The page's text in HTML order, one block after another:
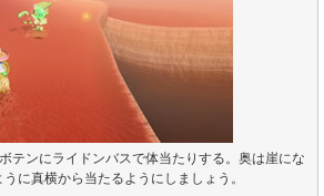
テンにライドンバスで体当たりする。奥は崖にな
に真横から当たるようにしましょう。